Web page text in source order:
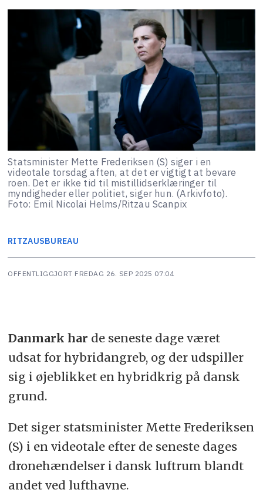
Statsminister Mette Frederiksen (S) siger i en
videotale torsdag aften, at det er vigtigt at bevare
roen. Det er ikke tid til mistillidserklæringer til
myndigheder eller politiet, siger hun. (Arkivfoto).
Foto: Emil Nicolai Helms/Ritzau Scanpix
RITZAUSBUREAU
OFFENTLIGGJORT FREDAG 26. SEP 2025 07:04
Danmark har de seneste dage været
udsat for hybridangreb, og der udspiller
sig i øjeblikket en hybridkrig på dansk
grund.
Det siger statsminister Mette Frederiksen
(S) i en videotale efter de seneste dages
dronehændelser i dansk luftrum blandt
andet ved lufthavne.